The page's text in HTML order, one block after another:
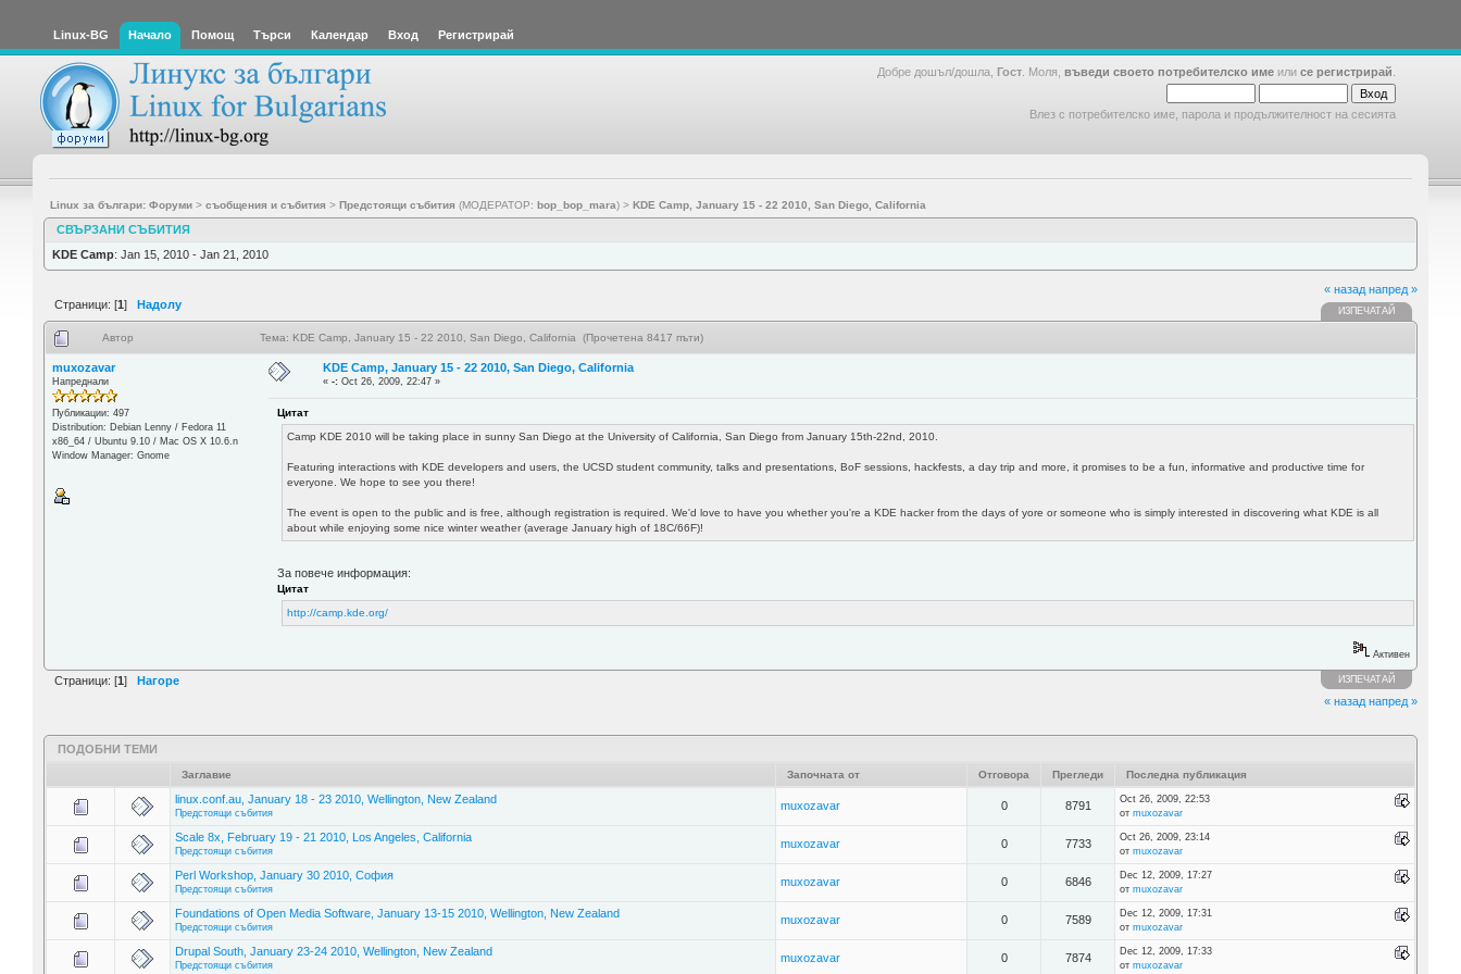
Linux-BG Начало Помощ Търси Календар Вход Регистрирай
Добре дошъл/дошла, Гост . Моля, въведи своето потребителско име или се регистрирай
Влез с потребителско име, парола и продължителност на сесията
Linux за българи: Форуми> съобщения и събития > Предстоящи събития (МОДЕРАТОР: bop_bop_mara) > KDE Camp, January 15 - 22 2010, San Diego, California
СВЪРЗАНИ СЪБИТИЯ
KDE Camp: Jan 15, 2010 - Jan 21, 2010
Страници: [1] Надолу
« назад напред »
ИЗПЕЧАТАЙ
Автор Тема: KDE Camp, January 15 - 22 2010, San Diego, California (Прочетена 8417 пъти)
muxozavar
Напреднали
Публикации: 497
Distribution: Debian Lenny / Fedora 11
x86_64 / Ubuntu 9.10 / Mac OS X 10.6.n
Window Manager: Gnome
KDE Camp, January 15 - 22 2010, San Diego, California
«-: Oct 26, 2009, 22:47 »
Цитат
Camp KDE 2010 will be taking place in sunny San Diego at the University of California, San Diego from January 15th-22nd, 2010.
Featuring interactions with KDE developers and users, the UCSD student community, talks and presentations, BoF sessions, hackfests, a day trip and more, it promises to be a fun, informative and productive time for
everyone. We hope to see you there!
The event is open to the public and is free, although registration is required. We'd love to have you whether you're a KDE hacker from the days of yore or someone who is simply interested in discovering what KDE is all
about while enjoying some nice winter weather (average January high of 18C/66F)!
За повече информация:
Цитат
http://camp.kde.org/
Активен
Страници: [1] Нагоре ИЗПЕЧАТАЙ
« назад напред »
ПОДОБНИ ТЕМИ
Заглавие Започната от Отговора Прегледи Последна публикация
linux.conf.au, January 18 - 23 2010, Wellington, New Zealand
Предстоящи събития
muxozavar 0 8791
Oct 26, 2009, 22:53
от muxozavar
Scale 8x, February 19 - 21 2010, Los Angeles, California
Предстоящи събития
muxozavar 0 7733
Oct 26, 2009, 23:14
от muxozavar
Perl Workshop, January 30 2010, София
Предстоящи събития
muxozavar 0 6846
Dec 12, 2009, 17:27
от muxozavar
Foundations of Open Media Software, January 13-15 2010, Wellington, New Zealand
Предстоящи събития
muxozavar 0 7589
Dec 12, 2009, 17:31
от muxozavar
Drupal South, January 23-24 2010, Wellington, New Zealand
Предстоящи събития
muxozavar 0 7874
Dec 12, 2009, 17:33
от muxozavar